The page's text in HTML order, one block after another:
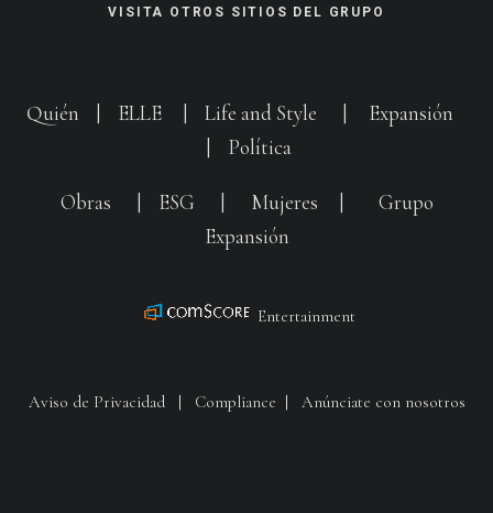
VISITA OTROS SITIOS DEL GRUPO
Quién | ELLE | Life and Style | Expansión
| Política
Obras | ESG | Mujeres | Grupo
Expansión
Entertainment
Aviso de Privacidad | Compliance | Anúnciate con nosotros